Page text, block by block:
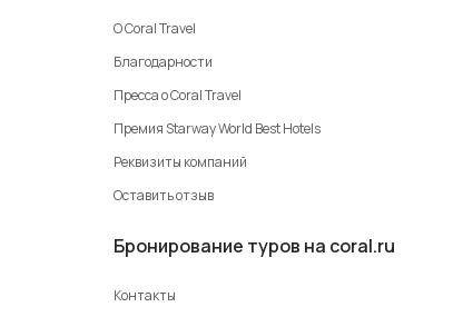
О Coral Travel
Благодарности
Пресса о Coral Travel
Премия Starway World Best Hotels
Реквизиты компаний
Оставить отзыв
Бронирование туров на coral.ru
Контакты